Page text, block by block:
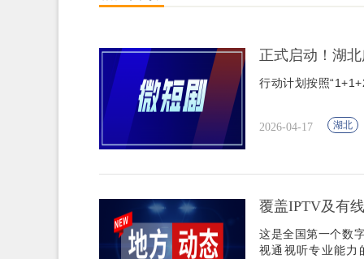
正式启动！湖
行动计划按照
2026-04-17 湖北
覆盖IPTV及有
这是全国第一个数
视通视听专业能力